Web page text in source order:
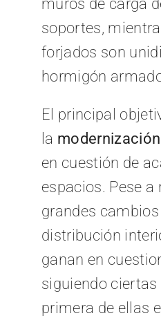
muros de carga
soportes,
forjados son
hormigón
El principal
la
en cuestión de
espacios. Pese a
grandes cambios
distribución
ganan en
siguiendo
primera de ellas